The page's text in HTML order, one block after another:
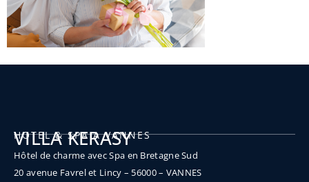
HOTEL & SPA A VANNES
VILLA KERASY
Hôtel de charme avec Spa en Bretagne Sud
20 avenue Favrel et Lincy – 56000 – VANNES